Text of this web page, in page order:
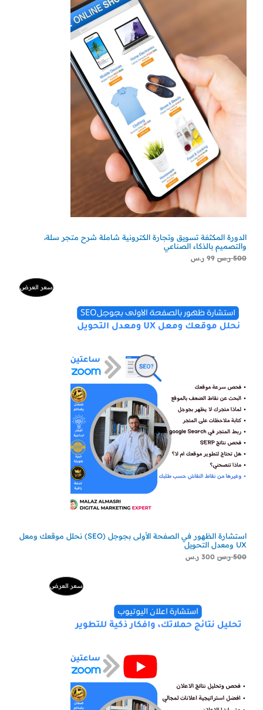
الدورة المكثفة تسويق وتجارة الكترونية شاملة شرح متجر سلة،
والتصميم بالذكاء الصناعي
500 ر.س 99 ر.س
سعر العرضمنتج
استشارة الظهور في الصفحة الأولى بجوجل (SEO) نحلل موقعك ومعل
UX ومعدل التحويل
500 ر.س
500 ر.س.
300 ر.س
300 ر.س.
سعر العرضمنتج
229 ر.س.